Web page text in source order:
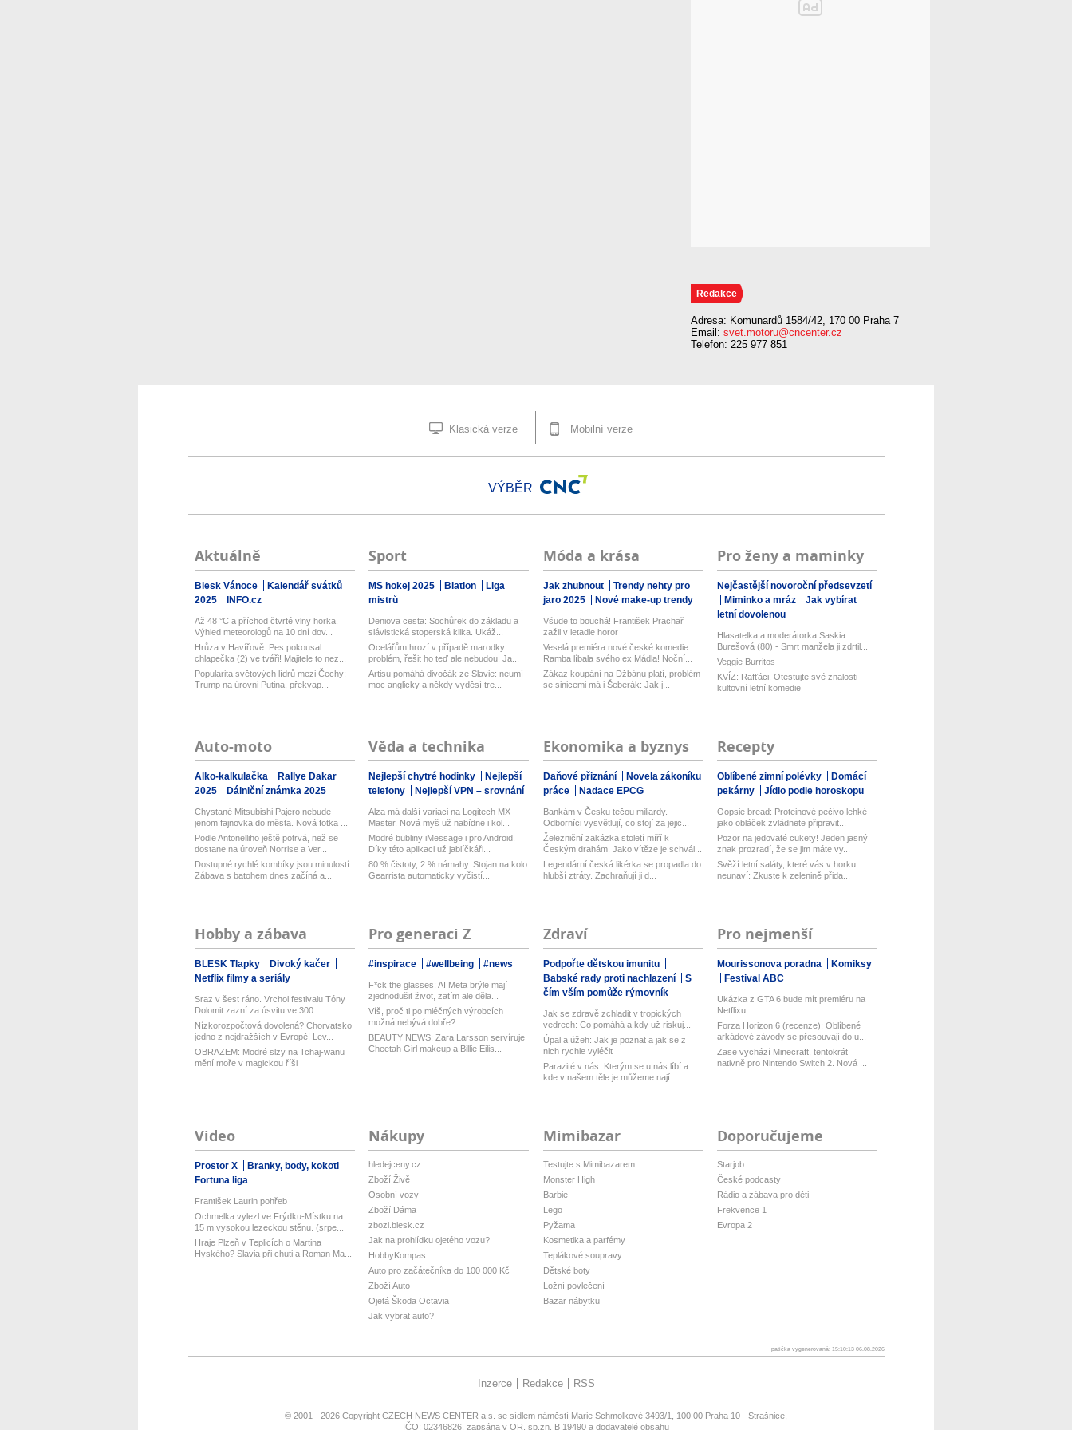
Redakce
Adresa: Komunardů 1584/42, 170 00 Praha 7
Email: svet.motoru@cncenter.cz
Telefon: 225 977 851
Klasická verze Mobilní verze
VÝBĚR
Aktuálně
Blesk Vánoce
Kalendář svátků
2025
INFO.cz
Až 48 °C a příchod čtvrté vlny horka.
Výhled meteorologů na 10 dní dov...
Hrůza v Havířově: Pes pokousal
chlapečka (2) ve tváři! Majitele to nez...
Popularita světových lídrů mezi Čechy:
Trump na úrovni Putina, překvap...
Sport
MS hokej 2025 Biatlon
Liga
mistrů
Deniova cesta: Sochůrek do základu a
slávistická stoperská klika. Ukáž...
Ocelářům hrozí v případě marodky
problém, řešit ho teď ale nebudou. Ja...
Artisu pomáhá divočák ze Slavie: neumí
moc anglicky a někdy vyděsí tre...
Móda a krása
Jak zhubnout
Trendy nehty pro
jaro 2025
Nové make-up trendy
Všude to bouchá! František Prachař
zažil v letadle horor
Veselá premiéra nové české komedie:
Ramba líbala svého ex Mádla! Noční...
Zákaz koupání na Džbánu platí, problém
se sinicemi má i Šeberák: Jak j...
Pro ženy a maminky
Nejčastější novoroční předsevzetí
Miminko a mráz
Jak vybírat
letní dovolenou
Hlasatelka a moderátorka Saskia
Burešová (80) - Smrt manžela ji zdrtil...
Veggie Burritos
KVÍZ: Rafťáci. Otestujte své znalosti
kultovní letní komedie
Auto-moto
Alko-kalkulačka
Rallye Dakar
2025
Dálniční známka 2025
Chystané Mitsubishi Pajero nebude
jenom fajnovka do města. Nová fotka ...
Podle Antonelliho ještě potrvá, než se
dostane na úroveň Norrise a Ver...
Dostupné rychlé kombíky jsou minulostí.
Zábava s batohem dnes začíná a...
Věda a technika
Nejlepší chytré hodinky
Nejlepší
telefony
Nejlepší VPN – srovnání
Alza má další variaci na Logitech MX
Master. Nová myš už nabídne i kol...
Modré bubliny iMessage i pro Android.
Díky této aplikaci už jablíčkáři...
80 % čistoty, 2 % námahy. Stojan na kolo
Gearrista automaticky vyčistí...
Ekonomika a byznys
Daňové přiznání
Novela zákoníku
práce
Nadace EPCG
Bankám v Česku tečou miliardy.
Odborníci vysvětlují, co stojí za jejic...
Železniční zakázka století míří k
Českým drahám. Jako vítěze je schvál...
Legendární česká likérka se propadla do
hlubší ztráty. Zachraňují ji d...
Recepty
Oblíbené zimní polévky
Domácí
pekárny
Jídlo podle horoskopu
Oopsie bread: Proteinové pečivo lehké
jako obláček zvládnete připravit...
Pozor na jedovaté cukety! Jeden jasný
znak prozradí, že se jim máte vy...
Svěží letní saláty, které vás v horku
neunaví: Zkuste k zelenině přida...
Hobby a zábava
BLESK Tlapky
Divoký kačer
Netflix filmy a seriály
Sraz v šest ráno. Vrchol festivalu Tóny
Dolomit zazní za úsvitu ve 300...
Nízkorozpočtová dovolená? Chorvatsko
jedno z nejdražších v Evropě! Lev...
OBRAZEM: Modré slzy na Tchaj-wanu
mění moře v magickou říši
Pro generaci Z
#inspirace #wellbeing #news
F*ck the glasses: AI Meta brýle mají
zjednodušit život, zatím ale děla...
Víš, proč ti po mléčných výrobcích
možná nebývá dobře?
BEAUTY NEWS: Zara Larsson servíruje
Cheetah Girl makeup a Billie Eilis...
Zdraví
Podpořte dětskou imunitu
Babské rady proti nachlazení
S
čím vším pomůže rýmovník
Jak se zdravě zchladit v tropických
vedrech: Co pomáhá a kdy už riskuj...
Úpal a úžeh: Jak je poznat a jak se z
nich rychle vyléčit
Parazité v nás: Kterým se u nás líbí a
kde v našem těle je můžeme nají...
Pro nejmenší
Mourissonova poradna
Komiksy
Festival ABC
Ukázka z GTA 6 bude mít premiéru na
Netflixu
Forza Horizon 6 (recenze): Oblíbené
arkádové závody se přesouvají do u...
Zase vychází Minecraft, tentokrát
nativně pro Nintendo Switch 2. Nová ...
Video
Prostor X
Branky, body, kokoti
Fortuna liga
František Laurin pohřeb
Ochmelka vylezl ve Frýdku-Místku na
15 m vysokou lezeckou stěnu. (srpe...
Hraje Plzeň v Teplicích o Martina
Hyského? Slavia při chuti a Roman Ma...
Nákupy
hledejceny.cz
Zboží Živě
Osobní vozy
Zboží Dáma
zbozi.blesk.cz
Jak na prohlídku ojetého vozu?
HobbyKompas
Auto pro začátečníka do 100 000 Kč
Zboží Auto
Ojetá Škoda Octavia
Jak vybrat auto?
Mimibazar
Testujte s Mimibazarem
Monster High
Barbie
Lego
Pyžama
Kosmetika a parfémy
Teplákové soupravy
Dětské boty
Ložní povlečení
Bazar nábytku
Doporučujeme
Starjob
České podcasty
Rádio a zábava pro děti
Frekvence 1
Evropa 2
patička vygenerovaná: 15:10:13 06.08.2026
Inzerce Redakce RSS
© 2001 - 2026 Copyright CZECH NEWS CENTER a.s. se sídlem náměstí Marie Schmolkové 3493/1, 100 00 Praha 10 - Strašnice,
IČO: 02346826, zapsána v OR, sp.zn. B 19490 a dodavatelé obsahu